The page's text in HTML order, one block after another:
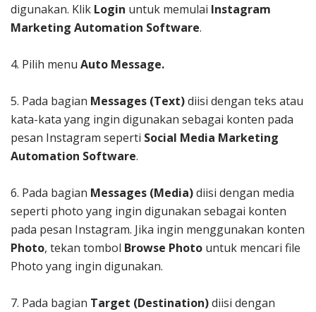
digunakan. Klik Login untuk memulai Instagram
Marketing Automation Software.
4. Pilih menu Auto Message.
5. Pada bagian Messages (Text)diisi dengan teks atau
kata-kata yang ingin digunakan sebagai konten pada
pesan Instagram seperti Social Media Marketing
Automation Software.
6. Pada bagian Messages (Media)diisi dengan media
seperti photo yang ingin digunakan sebagai konten
pada pesan Instagram. Jika ingin menggunakan konten
Photo, tekan tombol Browse Photo untuk mencari file
Photo yang ingin digunakan.
7. Pada bagian Target (Destination)diisi dengan